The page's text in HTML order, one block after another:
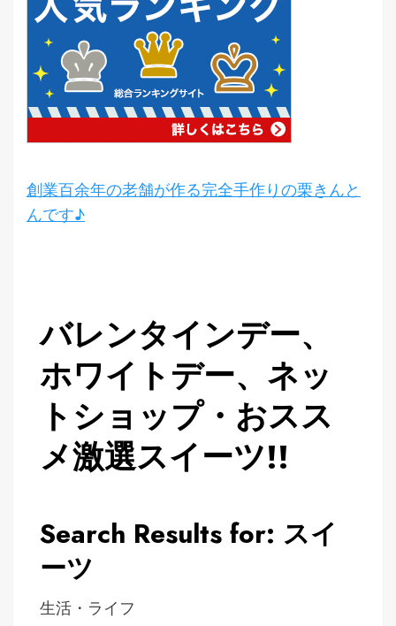
創業百余年の老舗が作る完全手作りの栗きんと
んです♪
バレンタインデー、
ホワイトデー、ネッ
トショップ・おスス
メ激選スイーツ!!
Search Results for: スイ
ーツ
生活・ライフ